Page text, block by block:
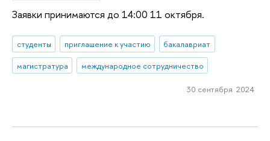
Заявки принимаются до 14:00 11 октября.
студенты приглашение к участию
бакалавриат
магистратура
международное сотрудничество
30 сентября 2024